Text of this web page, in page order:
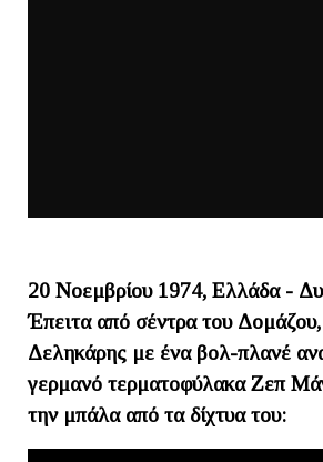
20 Νοεμβρίου 1974, Ελλάδα -
Έπειτα από σέντρα του
Δεληκάρης με ένα βολ-πλανέ
γερμανό τερματοφύλακα Ζεπ
την μπάλα από τα δίχτυα του: